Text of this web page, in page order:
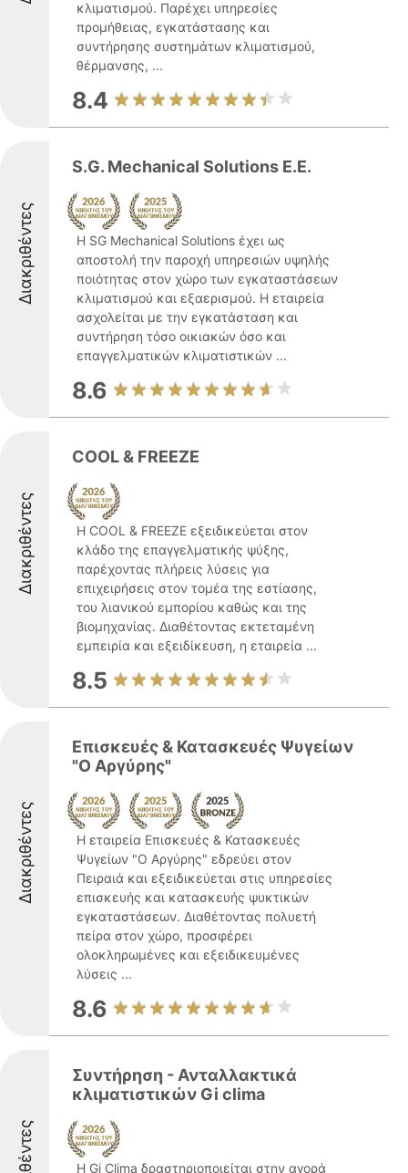
κλιματισμού. Παρέχει υπηρεσίες
προμήθειας, εγκατάστασης και
συντήρησης συστημάτων κλιματισμού,
θέρμανσης, ...
8.4
Διακριθέντες
S.G. Mechanical Solutions E.E.
Η SG Mechanical Solutions έχει ως
αποστολή την παροχή υπηρεσιών υψηλής
ποιότητας στον χώρο των εγκαταστάσεων
κλιματισμού και εξαερισμού. Η εταιρεία
ασχολείται με την εγκατάσταση και
συντήρηση τόσο οικιακών όσο και
επαγγελματικών κλιματιστικών ...
8.6
Διακριθέντες
COOL & FREEZE
Η COOL & FREEZE εξειδικεύεται στον
κλάδο της επαγγελματικής ψύξης,
παρέχοντας πλήρεις λύσεις για
επιχειρήσεις στον τομέα της εστίασης,
του λιανικού εμπορίου καθώς και της
βιομηχανίας. Διαθέτοντας εκτεταμένη
εμπειρία και εξειδίκευση, η εταιρεία ...
8.5
Διακριθέντες
Επισκευές & Κατασκευές Ψυγείων
"Ο Αργύρης"
Η εταιρεία Επισκευές & Κατασκευές
Ψυγείων "Ο Αργύρης" εδρεύει στον
Πειραιά και εξειδικεύεται στις υπηρεσίες
επισκευής και κατασκευής ψυκτικών
εγκαταστάσεων. Διαθέτοντας πολυετή
πείρα στον χώρο, προσφέρει
ολοκληρωμένες και εξειδικευμένες
λύσεις ...
8.6
Συντήρηση - Ανταλλακτικά
κλιματιστικών Gi clima
Η Gi Clima δραστηριοποιείται στην αγορά